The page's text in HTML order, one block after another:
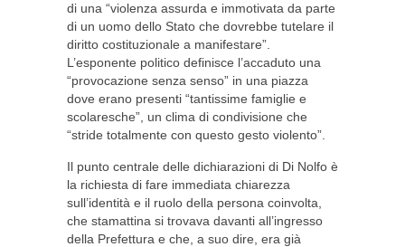
di una “violenza assurda e immotivata da parte
di un uomo dello Stato che dovrebbe tutelare il
diritto costituzionale a manifestare”.
L’esponente politico definisce l’accaduto una
“provocazione senza senso” in una piazza
dove erano presenti “tantissime famiglie e
scolaresche”, un clima di condivisione che
“stride totalmente con questo gesto violento”.
Il punto centrale delle dichiarazioni di Di Nolfo è
la richiesta di fare immediata chiarezza
sull’identità e il ruolo della persona coinvolta,
che stamattina si trovava davanti all’ingresso
della Prefettura e che, a suo dire, era già